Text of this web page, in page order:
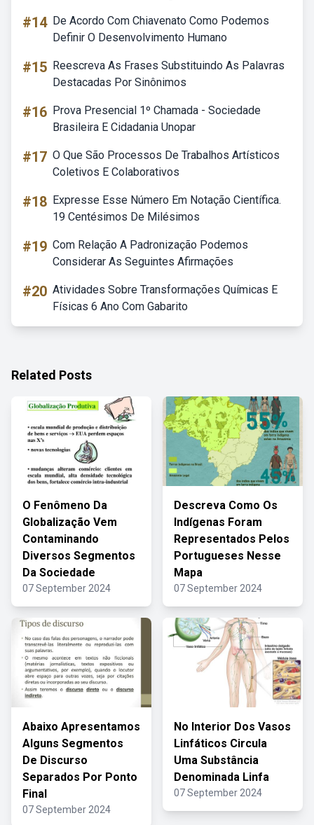
#14 De Acordo Com Chiavenato Como Podemos
Definir O Desenvolvimento Humano
#15 Reescreva As Frases Substituindo As Palavras
Destacadas Por Sinônimos
#16 Prova Presencial 1º Chamada - Sociedade
Brasileira E Cidadania Unopar
#17 O Que São Processos De Trabalhos Artísticos
Coletivos E Colaborativos
#18 Expresse Esse Número Em Notação Científica.
19 Centésimos De Milésimos
#19 Com Relação A Padronização Podemos
Considerar As Seguintes Afirmações
#20 Atividades Sobre Transformações Químicas E
Físicas 6 Ano Com Gabarito
Related Posts
O Fenômeno Da
Globalização Vem
Contaminando
Diversos Segmentos
Da Sociedade
07 September 2024
Descreva Como Os
Indígenas Foram
Representados Pelos
Portugueses Nesse
Mapa
07 September 2024
Abaixo Apresentamos
Alguns Segmentos
De Discurso
Separados Por Ponto
Final
07 September 2024
No Interior Dos Vasos
Linfáticos Circula
Uma Substância
Denominada Linfa
07 September 2024